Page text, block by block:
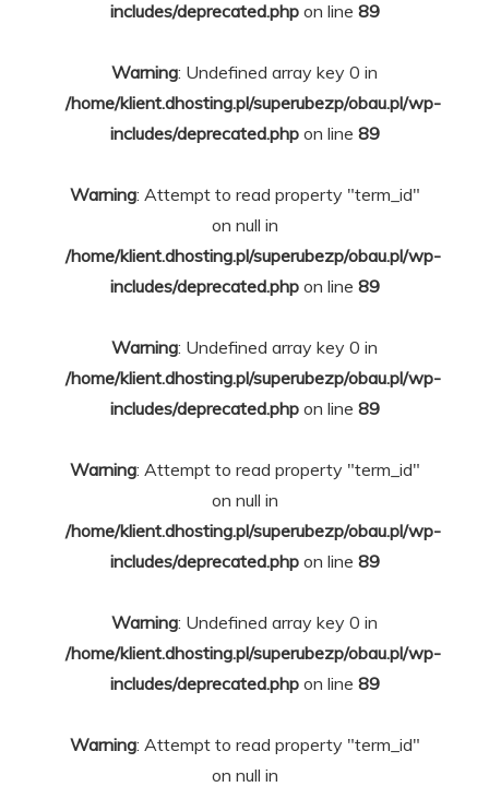
includes/deprecated.phpon line 89
Warning: Undefined array key 0 in
/home/klient.dhosting.pl/superubezp/obau.pl/wp-
includes/deprecated.phpon line 89
Warning: Attempt to read property "term_id"
on null in
/home/klient.dhosting.pl/superubezp/obau.pl/wp-
includes/deprecated.phpon line 89
Warning: Undefined array key 0 in
/home/klient.dhosting.pl/superubezp/obau.pl/wp-
includes/deprecated.phpon line 89
Warning: Attempt to read property "term_id"
on null in
/home/klient.dhosting.pl/superubezp/obau.pl/wp-
includes/deprecated.phpon line 89
Warning: Undefined array key 0 in
/home/klient.dhosting.pl/superubezp/obau.pl/wp-
includes/deprecated.phpon line 89
Warning: Attempt to read property "term_id"
on null in